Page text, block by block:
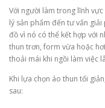
Với người làm trong lĩnh
lý sản phẩm đến tư vấn
đồ vì nó có thể kết hợp với
thun trơn, form vừa hoặc
thoải mái khi ngồi làm việc
Khi lựa chọn áo thun tối
sau: